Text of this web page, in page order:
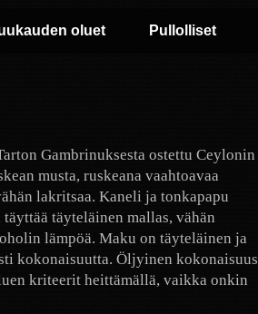
oluet Pullolliset
Gambrinuksesta ostettu Ceylonin
musta, ruskeana vaahtoavaa
lakritsaa. Kaneli ja tonkapapu
täyteläinen mallas, vähän
lämpöä. Maku on täyteläinen ja
kokonaisuutta. Öljyinen kokonaisuus
kriteerit heittämällä, vaikka onkin